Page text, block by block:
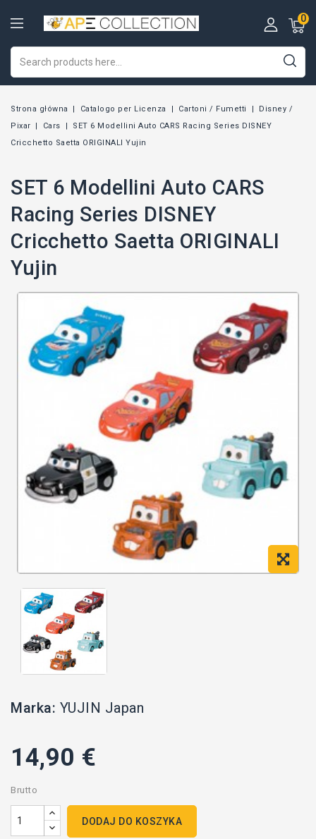
0
Strona główna Catalogo per Licenza Cartoni / Fumetti
Disney /
Pixar
Cars
SET 6 Modellini Auto CARS Racing Series DISNEY
Cricchetto Saetta ORIGINALI Yujin
SET 6 Modellini Auto CARS
Racing Series DISNEY
Cricchetto Saetta ORIGINALI
Yujin
Marka: YUJIN Japan
14,90 €
Brutto
DODAJ DO KOSZYKA